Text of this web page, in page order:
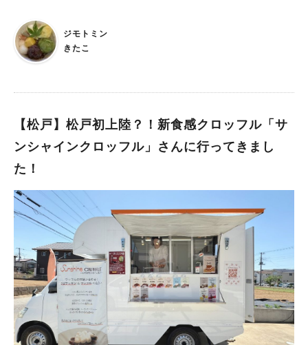
う。
ジモトミン
きたこ
【松戸】松戸初上陸？！新食感クロッフル「サ
ンシャインクロッフル」さんに行ってきまし
た！